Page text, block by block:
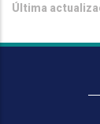
Última